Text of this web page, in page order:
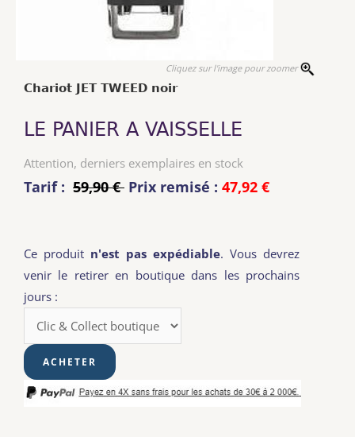
Cliquez sur l'image pour zoomer
Chariot JET TWEED noir
LE PANIER A VAISSELLE
Attention, derniers exemplaires en stock
Tarif : 59,90 € Prix remisé : 47,92 €
Ce produit n'est pas expédiable. Vous devrez
venir le retirer en boutique dans les prochains
jours :